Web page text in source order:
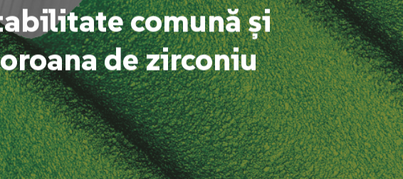
comună și
de zirconiu